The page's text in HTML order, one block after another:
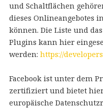
und Schaltflächen
dieses Onlineangebotes
können. Die Liste und
Plugins kann hier
werden: https://
Facebook ist unter dem
zertifiziert und bietet
europäische